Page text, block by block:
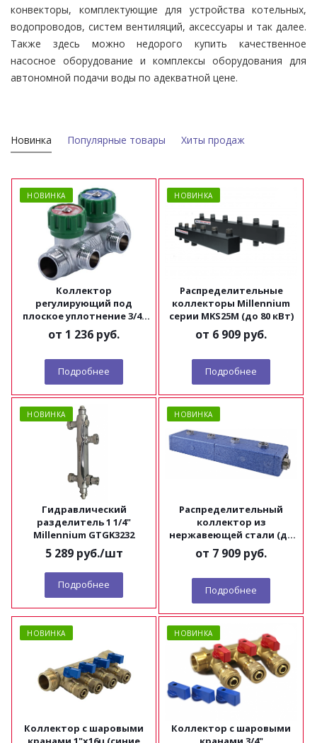
конвекторы, комплектующие для устройства котельных,
водопроводов, систем вентиляций, аксессуары и так далее.
Также здесь можно недорого купить качественное
насосное оборудование и комплексы оборудования для
автономной подачи воды по адекватной цене.
Новинка Популярные товары Хиты продаж
НОВИНКА
Коллектор
регулирующий под
плоское уплотнение 3/4"
х1/2" Millennium
от 1 236 руб.
Подробнее
НОВИНКА
Распределительные
коллекторы Millennium
серии MKS25M (до 80 кВт)
от 6 909 руб.
Подробнее
НОВИНКА
Гидравлический
разделитель 1 1/4"
Millennium GTGK3232
5 289руб./шт
Подробнее
НОВИНКА
Распределительный
коллектор из
нержавеющей стали (до
70 кВт) Millennium
от 7 909 руб.
Подробнее
НОВИНКА
Коллектор с шаровыми
НОВИНКА
Коллектор с шаровыми